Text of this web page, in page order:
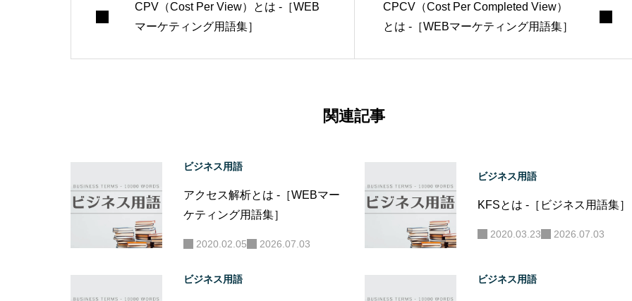
CPV（Cost Per View）とは -［WEB
マーケティング用語集］
CPCV（Cost Per Completed View）
とは -［WEBマーケティング用語集］
関連記事
ビジネス用語
アクセス解析とは -［WEBマー
ケティング用語集］
2020.02.05 2026.07.03
ビジネス用語
KFSとは -［ビジネス用語集］
2020.03.23 2026.07.03
ビジネス用語 ビジネス用語